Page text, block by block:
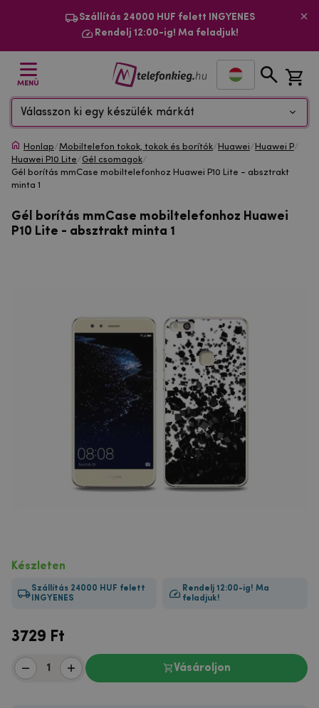
Szállítás 24000 HUF felett INGYENES
Rendelj 12:00-ig! Ma feladjuk!
MENÜ
Válasszon ki egy készülék márkát
Honlap/Mobiltelefon tokok, tokok és borítók/ Huawei/ Huawei P/
Huawei P10 Lite/Gél csomagok/
Gél borítás mmCase mobiltelefonhoz Huawei P10 Lite - absztrakt
minta 1
Gél borítás mmCase mobiltelefonhoz Huawei
P10 Lite - absztrakt minta 1
Készleten
Szállítás 24000 HUF felett
INGYENES
Rendelj 12:00-ig! Ma
feladjuk!
3729 Ft
Vásároljon